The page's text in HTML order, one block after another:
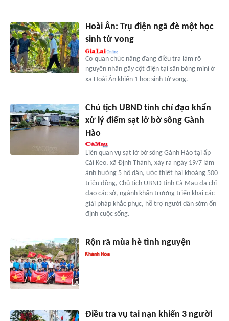
Hoài Ân: Trụ điện ngã đè một học
sinh tử vong
Cơ quan chức năng đang điều tra làm rõ
nguyên nhân gãy cột điện tại sân bóng mini ở
xã Hoài Ân khiến 1 học sinh tử vong.
Chủ tịch UBND tỉnh chỉ đạo khẩn
xử lý điểm sạt lở bờ sông Gành
Hào
Liên quan vụ sạt lở bờ sông Gành Hào tại ấp
Cái Keo, xã Định Thành, xảy ra ngày 19/7 làm
ảnh hưởng 5 hộ dân, ước thiệt hại khoảng 500
triệu đồng, Chủ tịch UBND tỉnh Cà Mau đã chỉ
đạo các sở, ngành khẩn trương triển khai các
giải pháp khắc phục, hỗ trợ người dân sớm ổn
định cuộc sống.
Rộn rã mùa hè tình nguyện
Điều tra vụ tai nạn khiến 3 người